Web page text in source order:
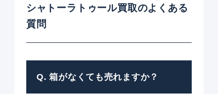
シャトーラトゥール買取のよくある
質問
Q. 箱がなくても売れますか？